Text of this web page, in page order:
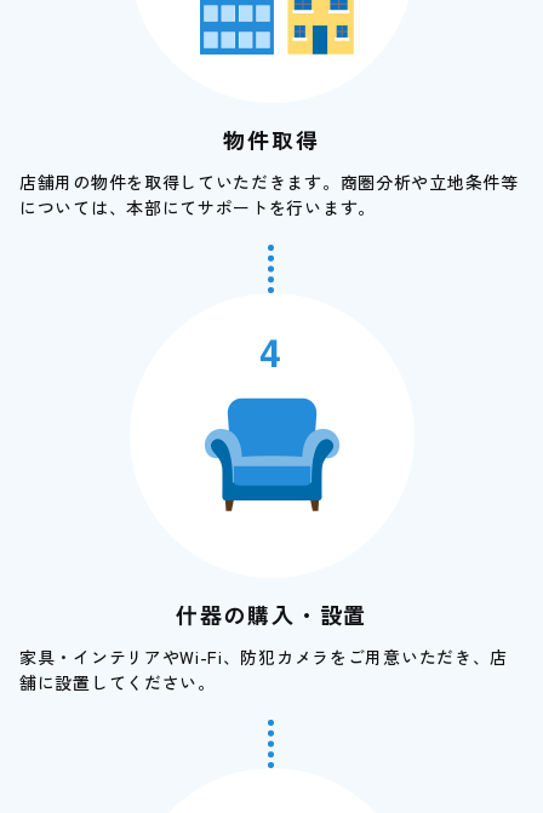
物件取得
店舗用の物件を取得していただきます。商圏分析や立地条件等
については、本部にてサポートを行います。
什器の購入・設置
家具・インテリアやWi-Fi、防犯カメラをご用意いただき、店
舗に設置してください。